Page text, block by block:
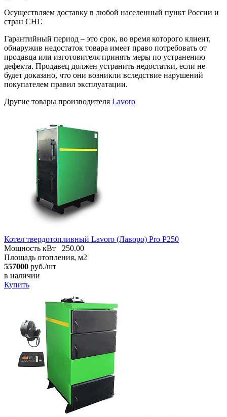
Осуществляем доставку в любой населенный пункт России и
стран СНГ.
Гарантийный период – это срок, во время которого клиент,
обнаружив недостаток товара имеет право потребовать от
продавца или изготовителя принять меры по устранению
дефекта. Продавец должен устранить недостатки, если не
будет доказано, что они возникли вследствие нарушений
покупателем правил эксплуатации.
Другие товары производителя Lavoro
Котел твердотопливный Lavoro (Лаворо) Pro Р250
Мощность кВт
250.00
Площадь отопления, м2
557000 руб./шт
в наличии
Купить